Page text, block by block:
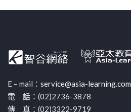
E – mail： service@asia-learning.com
電 話：(02)2736-3878
傳 真：(02)3322-9719